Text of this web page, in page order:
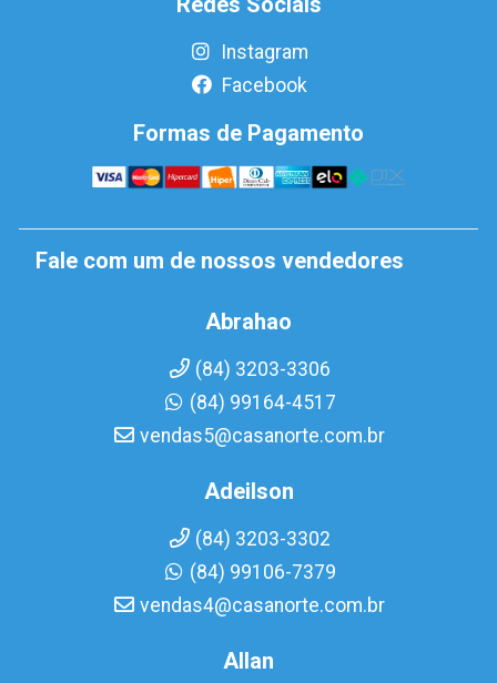
Instagram
Facebook
Formas de Pagamento
Fale com um de nossos vendedores
Abrahao
(84) 3203-3306
(84) 99164-4517
vendas5@casanorte.com.br
Adeilson
(84) 3203-3302
(84) 99106-7379
vendas4@casanorte.com.br
Allan